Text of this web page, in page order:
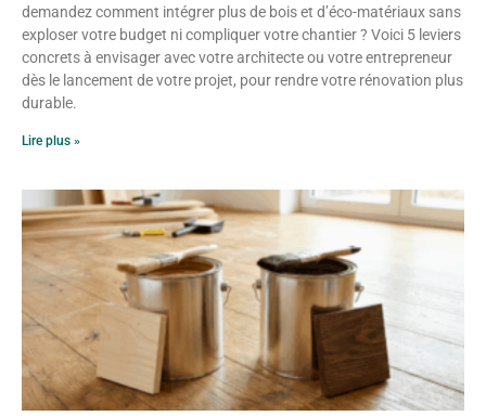
demandez comment intégrer plus de bois et d’éco-matériaux sans
exploser votre budget ni compliquer votre chantier ? Voici 5 leviers
concrets à envisager avec votre architecte ou votre entrepreneur
dès le lancement de votre projet, pour rendre votre rénovation plus
durable.
Lire plus »